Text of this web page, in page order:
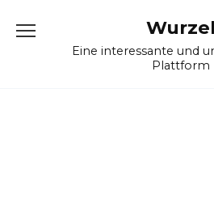
Wurzel
Eine interessante und
Plattform